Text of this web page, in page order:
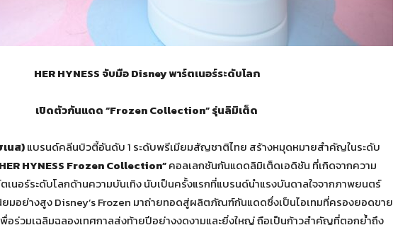
HER HYNESS จับมือ Disney พาร์ตเนอร์ระดับโลก
เปิดตัวกันแดด “Frozen Collection”รุ่นลิมิเต็ด
เนส)แบรนด์คลีนบิวตี้อันดับ 1 ระดับพรีเมียมสัญชาติไทย สร้างหมุดหมายสำคัญในระดับ
HYNESS Frozen Collection”คอลเลกชันกันแดดลิมิเต็ดเอดิชัน ที่เกิดจากความ
เนอร์ระดับโลกด้านความบันเทิง นับเป็นครั้งแรกที่แบรนด์นำแรงบันดาลใจจากภาพยนตร์
มอย่างสูง Disney’s Frozen มาถ่ายทอดสู่ผลิตภัณฑ์กันแดดซึ่งเป็นไอเทมที่ครองยอดขาย
พื่อร่วมเฉลิมฉลองเทศกาลส่งท้ายปีอย่างงดงามและยิ่งใหญ่ ถือเป็นก้าวสำคัญที่ตอกย้ำถึง